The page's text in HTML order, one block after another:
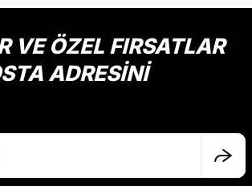
VE ÖZEL FIRSATLAR
ADRESİNİ